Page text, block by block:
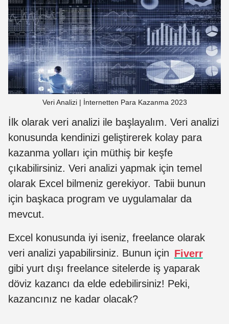
Veri Analizi | İnternetten Para Kazanma 2023
İlk olarak veri analizi ile başlayalım. Veri analizi
konusunda kendinizi geliştirerek kolay para
kazanma yolları için müthiş bir keşfe
çıkabilirsiniz. Veri analizi yapmak için temel
olarak Excel bilmeniz gerekiyor. Tabii bunun
için başkaca program ve uygulamalar da
mevcut.
Excel konusunda iyi iseniz, freelance olarak
veri analizi yapabilirsiniz. Bunun için Fiverr
gibi yurt dışı freelance sitelerde iş yaparak
döviz kazancı da elde edebilirsiniz! Peki,
kazancınız ne kadar olacak?